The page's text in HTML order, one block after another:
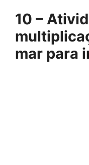
10 –
mar para